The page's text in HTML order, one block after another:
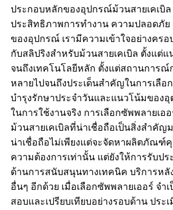
ประกอบหลักของอุปกรณ์ม้วนสายเคเบิ
ประสิทธิภาพการทำงาน ความปลอดภัย
ของอุปกรณ์ เรามีความเข้าใจอย่างคร
กับสลิปริงสำหรับม้วนสายเคเบิล ตั้งแต่
จนถึงเทคโนโลยีหลัก ตั้งแต่สถานการณ์
หลายไปจนถึงประเด็นสำคัญในการเลือ
บำรุงรักษาประจำวันและแนวโน้มของอุ
ในการใช้งานจริง การเลือกซัพพลายเอ
ม้วนสายเคเบิลที่น่าเชื่อถือเป็นสิ่งสำคัญ
น่าเชื่อถือไม่เพียงแต่จะจัดหาผลิตภัณฑ์
ความต้องการเท่านั้น แต่ยังให้การรับป
ด้านการสนับสนุนทางเทคนิค บริการหลั
อื่นๆ อีกด้วย เมื่อเลือกซัพพลายเออร์ จำ
สอบและเปรียบเทียบอย่างรอบด้าน ปร